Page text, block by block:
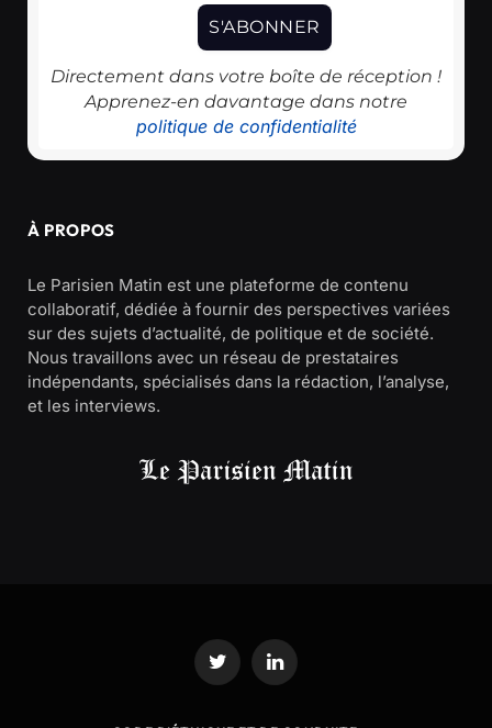
Directement dans votre boîte de réception !
Apprenez-en davantage dans notre
politique de confidentialité
À PROPOS
Le Parisien Matin est une plateforme de contenu
collaboratif, dédiée à fournir des perspectives variées
sur des sujets d’actualité, de politique et de société.
Nous travaillons avec un réseau de prestataires
indépendants, spécialisés dans la rédaction, l’analyse,
et les interviews.
Twitter LinkedIn